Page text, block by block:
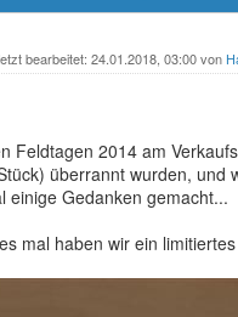
bearbeitet: 24.01.2018, 03:00 von
Feldtagen 2014 am
überrannt wurden,
einige Gedanken gemacht...
mal haben wir ein